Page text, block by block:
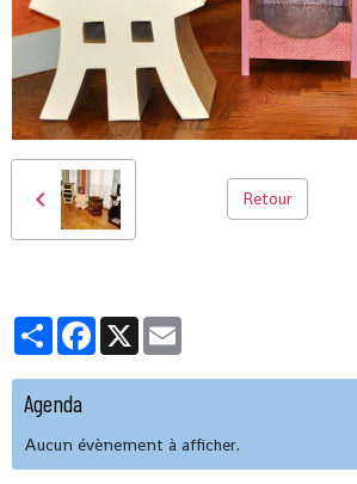
Retour
PartagerFacebook
X
Agenda
Aucun évènement à afficher.